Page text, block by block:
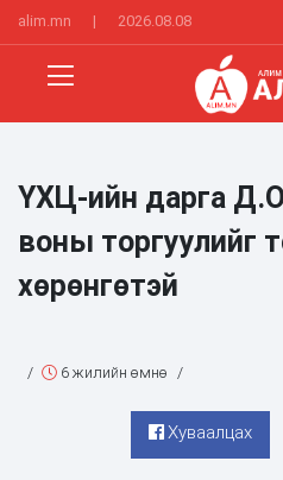
alim.mn | 2026.08.08
ҮХЦ-ийн дарга
воны торгуулийг
хөрөнгөтэй
/ 6 жилийн өмнө /
Хуваалцах